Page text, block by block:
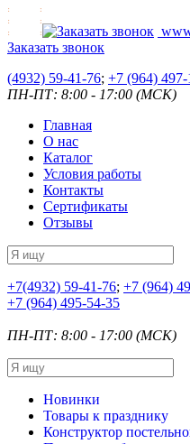
Заказать звонок
(4932) 59-41-76; +7 (964)
ПН-ПТ: 8:00 - 17:00 (МСК)
Главная
О нас
Каталог
Условия работы
Контакты
Сертификаты
Отзывы
+7(4932) 59-41-76; +7 (964)
+7 (964) 495-54-35
ПН-ПТ: 8:00 - 17:00 (МСК)
Новинки
Товары к празднику
Конструктор